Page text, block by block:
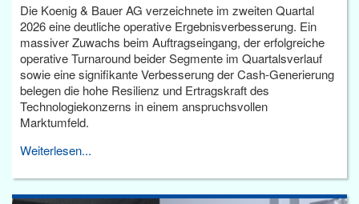
Die Koenig & Bauer AG verzeichnete im zweiten Quartal
2026 eine deutliche operative Ergebnisverbesserung. Ein
massiver Zuwachs beim Auftragseingang, der erfolgreiche
operative Turnaround beider Segmente im Quartalsverlauf
sowie eine signifikante Verbesserung der Cash-Generierung
belegen die hohe Resilienz und Ertragskraft des
Technologiekonzerns in einem anspruchsvollen
Marktumfeld.
Weiterlesen...